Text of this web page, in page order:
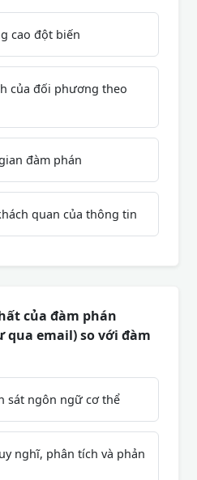
cao đột biến
của đối phương theo
đàm phán
quan của thông tin
của đàm phán
qua email) so với đàm
sát ngôn ngữ cơ thể
nghĩ, phân tích và phản